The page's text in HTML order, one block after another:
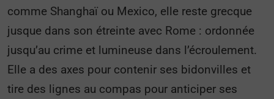
comme Shanghaï ou Mexico, elle reste grecque
jusque dans son étreinte avec Rome : ordonnée
jusqu’au crime et lumineuse dans l’écroulement.
Elle a des axes pour contenir ses bidonvilles et
tire des lignes au compas pour anticiper ses